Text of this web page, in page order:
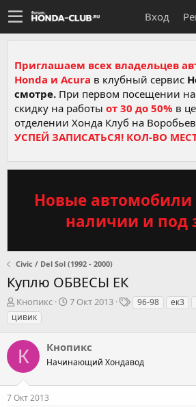
Вход
Приглашаем всех владельцев
Honda и Acura в клубный сервис
смотре. При первом посещении
скидку на работы от 30 до 50% в
отделении Хонда Клуб на
УСПЕЙ ЗАПИСАТЬСЯ! КОЛ-ВО
Новые автомобили
наличии и под
Civic / Del Sol (1992 - 2000)
Куплю ОБВЕСЫ ЕК
А
в
т
о
р
т
е
м
ы
Кнопикс
Д
н
а
а
7 Окт 2013
Т 96-98 ек3
цивик
К Кнопикс
Начинающий Хондавод
7 Окт 2013